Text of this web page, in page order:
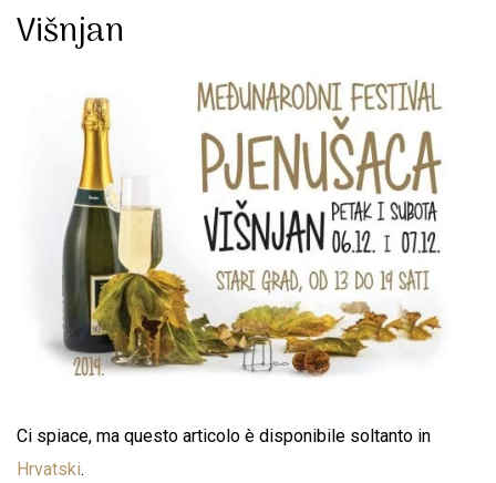
Višnjan
Ci spiace, ma questo articolo è disponibile soltanto in
Hrvatski.